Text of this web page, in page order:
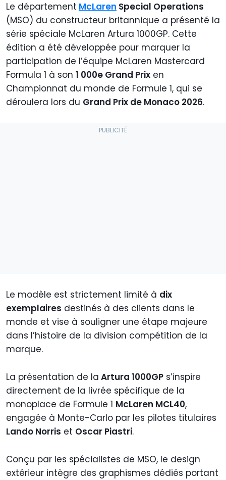
Le département McLaren Special Operations
(MSO) du constructeur britannique a présenté la
série spéciale McLaren Artura 1000GP. Cette
édition a été développée pour marquer la
participation de l’équipe McLaren Mastercard
Formula 1 à son 1 000e Grand Prix en
Championnat du monde de Formule 1, qui se
déroulera lors du Grand Prix de Monaco 2026.
Le modèle est strictement limité à dix
exemplaires destinés à des clients dans le
monde et vise à souligner une étape majeure
dans l’histoire de la division compétition de la
marque.
La présentation de la Artura 1000GP s’inspire
directement de la livrée spécifique de la
monoplace de Formule 1 McLaren MCL40,
engagée à Monte-Carlo par les pilotes titulaires
Lando Norris et Oscar Piastri.
Conçu par les spécialistes de MSO, le design
extérieur intègre des graphismes dédiés portant